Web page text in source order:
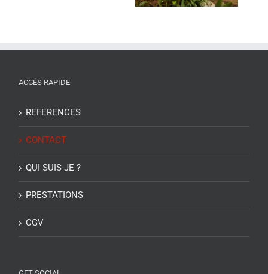
Gardiolle.
ACCÈS RAPIDE
REFERENCES
CONTACT
QUI SUIS-JE ?
PRESTATIONS
CGV